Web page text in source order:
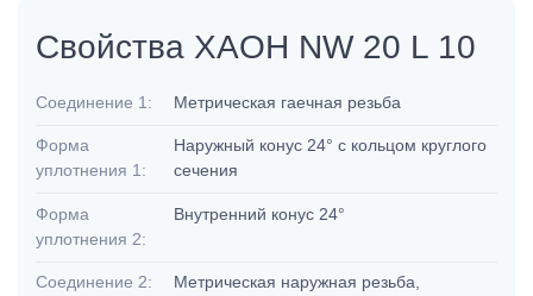
Свойства XAOH NW 20 L 10
Соединение 1: Метрическая гаечная резьба
Форма
уплотнения 1:
Наружный конус 24° с кольцом круглого
сечения
Форма
уплотнения 2:
Внутренний конус 24°
Соединение 2:
Метрическая наружная резьба,